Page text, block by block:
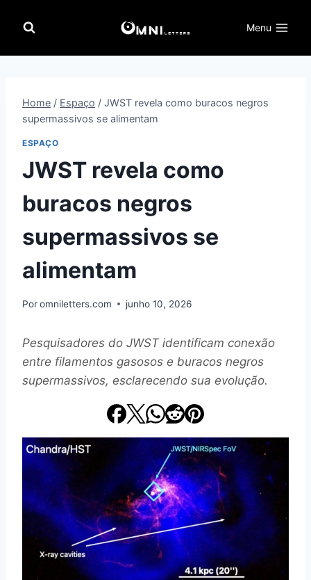
para
Menu
Home / Espaço / JWST revela como buracos negros
supermassivos se alimentam
ESPAÇO
JWST revela como
buracos negros
supermassivos se
alimentam
Poromniletters.com junho 10, 2026
Pesquisadores do JWST identificam conexão
entre filamentos gasosos e buracos negros
supermassivos, esclarecendo sua evolução.